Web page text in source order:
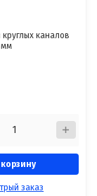
каналов
заказ